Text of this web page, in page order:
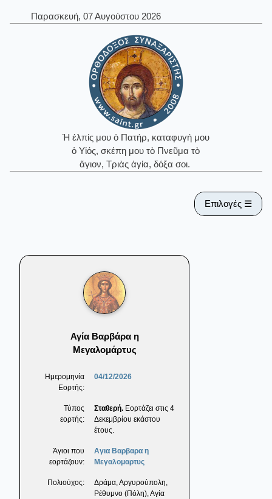
Παρασκευή, 07 Αυγούστου 2026
Ἡ ἐλπίς μου ὁ Πατήρ, καταφυγή μου
ὁ Υἱός, σκέπη μου τὸ Πνεῦμα τὸ
ἅγιον, Τριὰς ἁγία, δόξα σοι.
Επιλογές ☰
Αγία Βαρβάρα η
Μεγαλομάρτυς
Ημερομηνία
Εορτής:
04/12/2026
Τύπος
εορτής:
Σταθερή. Εορτάζει στις 4
Δεκεμβρίου εκάστου
έτους.
Άγιοι που
εορτάζουν:
Αγια Βαρβαρα η
Μεγαλομαρτυς
Πολιούχος:
Δράμα, Αργυρούπολη,
Ρέθυμνο (Πόλη), Αγία